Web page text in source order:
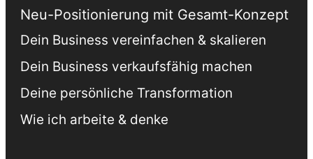
Neu-Positionierung mit Gesamt-Konzept
Dein Business vereinfachen & skalieren
Dein Business verkaufsfähig machen
Deine persönliche Transformation
Wie ich arbeite & denke